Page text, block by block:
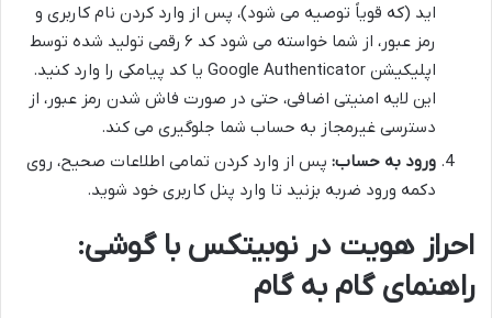
اید (که قویاً توصیه می شود)، پس از وارد کردن نام کاربری و
رمز عبور، از شما خواسته می شود کد ۶ رقمی تولید شده توسط
اپلیکیشن Google Authenticator یا کد پیامکی را وارد کنید.
این لایه امنیتی اضافی، حتی در صورت فاش شدن رمز عبور، از
دسترسی غیرمجاز به حساب شما جلوگیری می کند.
ورود به حساب: پس از وارد کردن تمامی اطلاعات صحیح، روی
دکمه ورود ضربه بزنید تا وارد پنل کاربری خود شوید.
احراز هویت در نوبیتکس با گوشی:
راهنمای گام به گام